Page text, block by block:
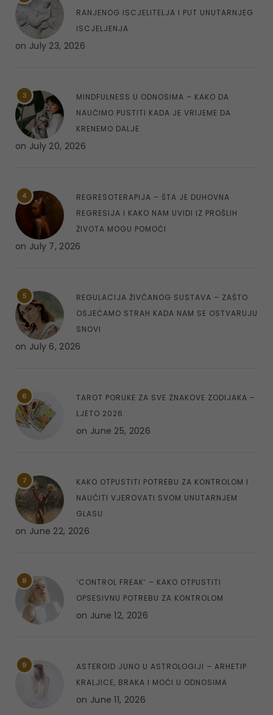
RANJENOG ISCJELITELJA I PUT UNUTARNJEG
ISCJELJENJA
on July 23, 2026
3
MINDFULNESS U ODNOSIMA – KAKO DA
NAUČIMO PUSTITI KADA JE VRIJEME DA
KRENEMO DALJE
on July 20, 2026
4
REGRESOTERAPIJA – ŠTA JE DUHOVNA
REGRESIJA I KAKO NAM UVIDI IZ PROŠLIH
ŽIVOTA MOGU POMOĆI
on July 7, 2026
5
REGULACIJA ŽIVČANOG SUSTAVA – ZAŠTO
OSJEĆAMO STRAH KADA NAM SE OSTVARUJU
SNOVI
on July 6, 2026
6
TAROT PORUKE ZA SVE ZNAKOVE ZODIJAKA –
LJETO 2026.
on June 25, 2026
7
KAKO OTPUSTITI POTREBU ZA KONTROLOM I
NAUČITI VJEROVATI SVOM UNUTARNJEM
GLASU
on June 22, 2026
8
‘CONTROL FREAK’ – KAKO OTPUSTITI
OPSESIVNU POTREBU ZA KONTROLOM
on June 12, 2026
9
ASTEROID JUNO U ASTROLOGIJI – ARHETIP
KRALJICE, BRAKA I MOĆI U ODNOSIMA
on June 11, 2026